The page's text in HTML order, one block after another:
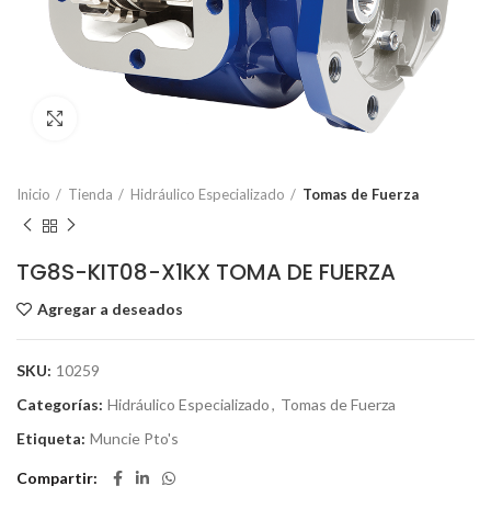
Inicio Tienda Hidráulico Especializado Tomas de Fuerza
TG8S-KIT08-X1KX TOMA DE FUERZA
Agregar a deseados
SKU: 10259
Categorías: Hidráulico Especializado, Tomas de Fuerza
Etiqueta: Muncie Pto's
Compartir